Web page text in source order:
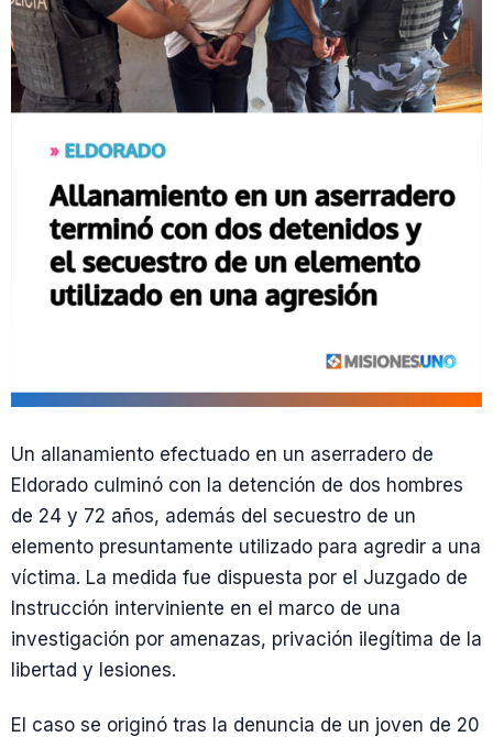
Un allanamiento efectuado en un aserradero de
Eldorado culminó con la detención de dos hombres
de 24 y 72 años, además del secuestro de un
elemento presuntamente utilizado para agredir a una
víctima. La medida fue dispuesta por el Juzgado de
Instrucción interviniente en el marco de una
investigación por amenazas, privación ilegítima de la
libertad y lesiones.
El caso se originó tras la denuncia de un joven de 20